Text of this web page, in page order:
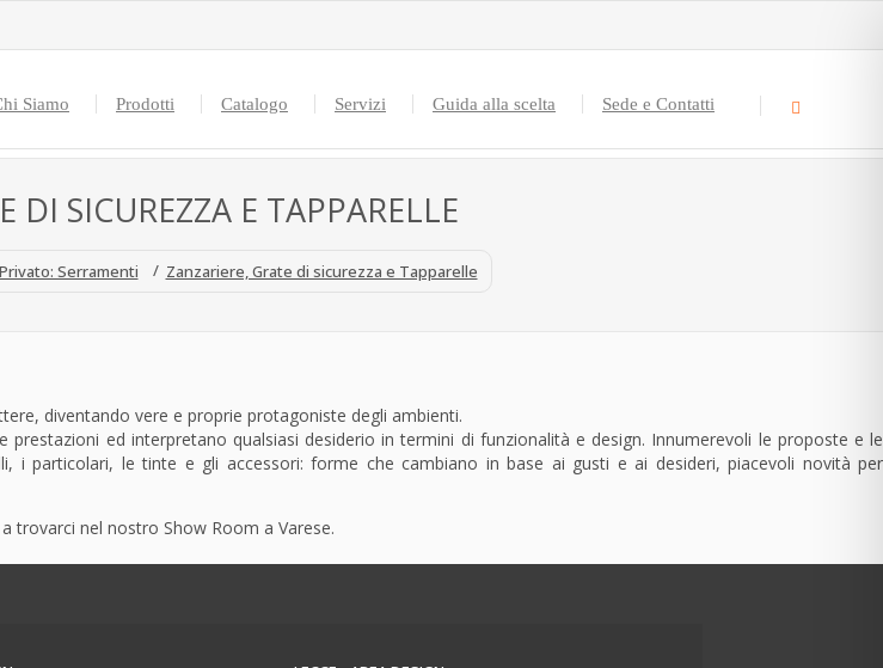
Siamo Prodotti Catalogo Servizi Guida alla scelta Sede e Contatti
DI SICUREZZA E TAPPARELLE
Privato: Serramenti Zanzariere, Grate di sicurezza e Tapparelle
diventando vere e proprie protagoniste degli ambienti.
prestazioni ed interpretano qualsiasi desiderio in termini di funzionalità e design. Innumerevoli le proposte e le
i particolari, le tinte e gli accessori: forme che cambiano in base ai gusti e ai desideri, piacevoli novità per
trovarci nel nostro Show Room a Varese.